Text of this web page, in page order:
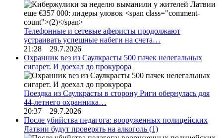
Телефонные и сетевые аферисты продолжают
устраивать успешные набеги на счета…
21:28 29.7.2026
Охранник вез из Саулкрасты 500 пачек нелегальных
сигарет. И доехал до прокурора
Поездка из Саулкрасты в сторону Риги обернулась для
44-летнего охранника…
20:37 29.7.2026
После убийства педагога: вооруженных полицейских
Латвии будут проверять на алкоголь (1)